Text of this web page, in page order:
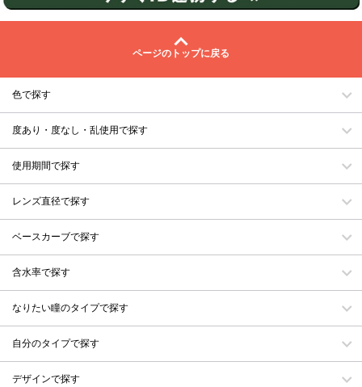
ページのトップに戻る
色で探す
度あり・度なし・乱使用で探す
使用期間で探す
レンズ直径で探す
ベースカーブで探す
含水率で探す
なりたい瞳のタイプで探す
自分のタイプで探す
デザインで探す